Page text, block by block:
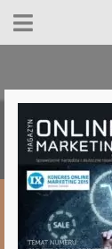
2 marca 2015